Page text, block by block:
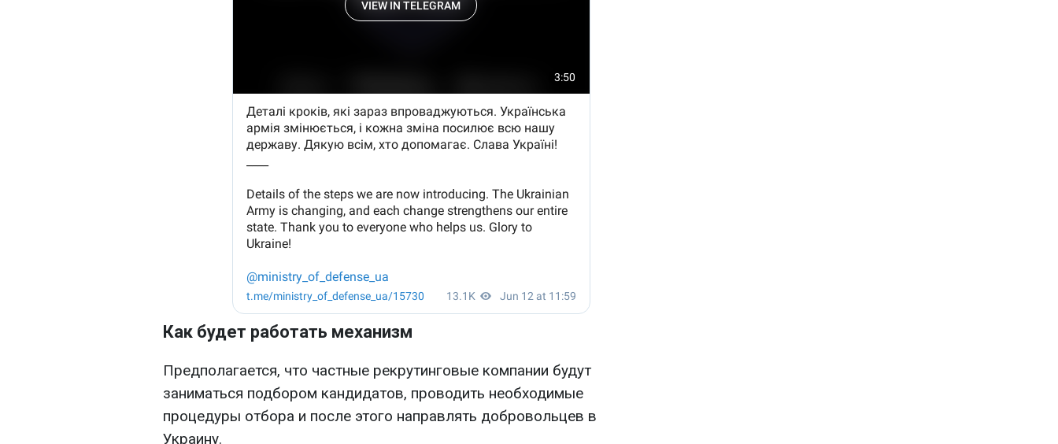
Как будет работать механизм
Предполагается, что частные рекрутинговые компании будут
заниматься подбором кандидатов, проводить необходимые
процедуры отбора и после этого направлять добровольцев в
Украину.